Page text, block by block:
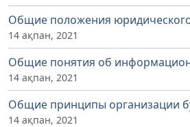
Общие положения
14 ақпан, 2021
Общие понятия об
14 ақпан, 2021
Общие принципы организации
14 ақпан, 2021